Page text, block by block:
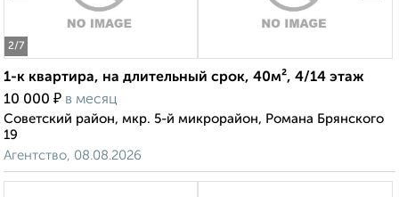
2/7
1-к квартира, на длительный срок, 40м², 4/14 этаж
10 000 ₽ в месяц
Советский район, мкр. 5-й микрорайон, Романа Брянского
19
Агентство, 08.08.2026